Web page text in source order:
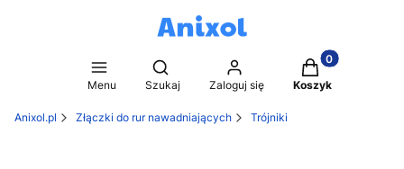
Menu
Otwórz wyszukiwarkę
Szukaj Zaloguj się
Produkty w
Koszyk
Anixol.pl Złączki do rur nawadniających Trójniki